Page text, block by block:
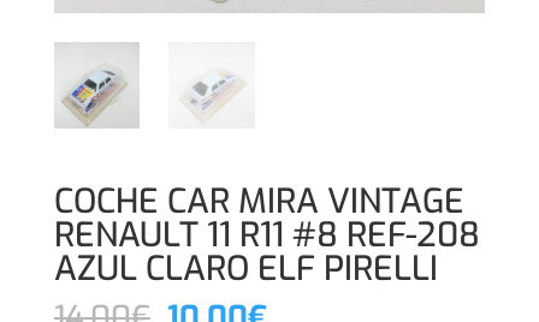
COCHE CAR MIRA VINTAGE
RENAULT 11 R11 #8 REF-208
AZUL CLARO ELF PIRELLI